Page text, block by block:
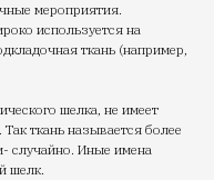
мероприятия.
используется на
ткань (например,
шелка, не имеет
ткань называется более
случайно. Иные имена
шелк.